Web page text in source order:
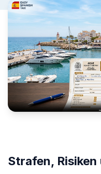
Strafen, Risiken